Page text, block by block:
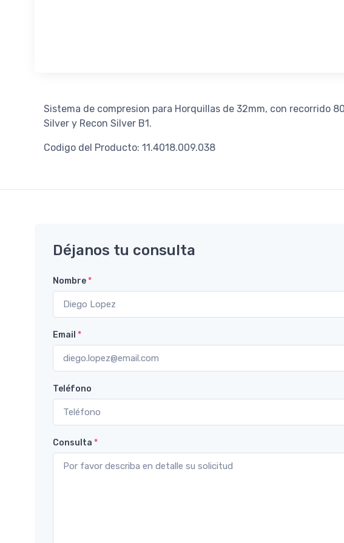
Sistema de compresion para Horquillas de 32mm, con recorrido
Silver y Recon Silver B1.
Codigo del Producto: 11.4018.009.038
Déjanos tu consulta
Nombre*
Email *
Teléfono
Consulta *